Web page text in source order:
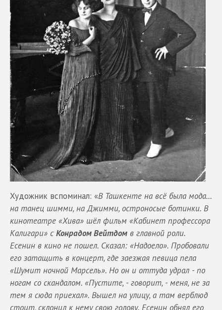
Художник вспоминал: «В Ташкенте на всё была мода…
на танец шимми, на Джимми, остроносые ботинки. В
кинотеатре «Хива» шёл фильм «Кабинет профессора
Калигари» сКонрадом Вейтдом в главной роли.
Есенин в кино не пошел. Сказал: «Надоело». Пробовали
его затащить в концерт, где заезжая певица пела
«Шумит ночной Марсель». Но он и оттуда удрал - по
ногам со скандалом. «Пустите, - говорит, - меня, не за
тем я сюда приехал». Вышел на улицу, а там верблюд
стоит, склонил к нему свою голову. Есенин обнял его